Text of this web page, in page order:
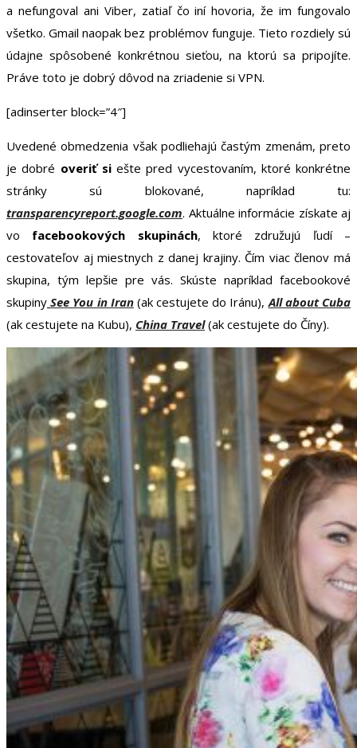
a nefungoval ani Viber, zatiaľ čo iní hovoria, že im fungovalo
všetko. Gmail naopak bez problémov funguje. Tieto rozdiely sú
údajne spôsobené konkrétnou sieťou, na ktorú sa pripojíte.
Práve toto je dobrý dôvod na zriadenie si VPN.
[adinserter block=”4″]
Uvedené obmedzenia však podliehajú častým zmenám, preto
je dobré overiť si ešte pred vycestovaním, ktoré konkrétne
stránky sú blokované, napríklad tu:
transparencyreport.google.com. Aktuálne informácie získate aj
vo facebookových skupinách, ktoré združujú ľudí –
cestovateľov aj miestnych z danej krajiny. Čím viac členov má
skupina, tým lepšie pre vás. Skúste napríklad facebookové
skupiny See You in Iran(ak cestujete do Iránu),All about Cuba
(ak cestujete na Kubu), China Travel(ak cestujete do Číny).